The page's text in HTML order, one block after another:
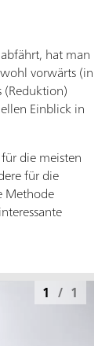
hat man
vorwärts (in
Einblick in
die meisten
für die
Methode
1 / 1